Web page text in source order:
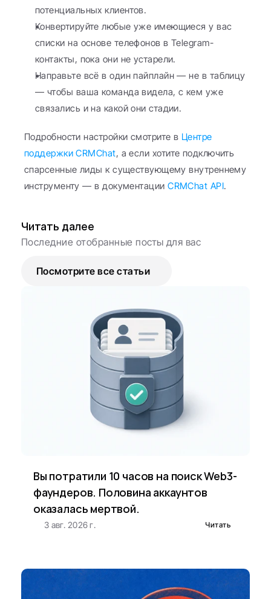
потенциальных клиентов.
Конвертируйте любые уже имеющиеся у вас
списки на основе телефонов в Telegram-
контакты, пока они не устарели.
Направьте всё в один пайплайн — не в таблицу
— чтобы ваша команда видела, с кем уже
связались и на какой они стадии.
Подробности настройки смотрите в Центре
поддержки CRMChat, а если хотите подключить
спарсенные лиды к существующему внутреннему
инструменту — в документации CRMChat API.
Читать далее
Последние отобранные посты для вас
Посмотрите все статьи
Вы потратили 10 часов на поиск Web3-
фаундеров. Половина аккаунтов
оказалась мертвой.
3 авг. 2026 г. Читать